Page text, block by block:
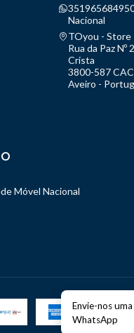
Nacional
TOyou - Store
Rua da Paz
Crista
3800-587
Aveiro -
Móvel Nacional
Envie-nos
WhatsApp